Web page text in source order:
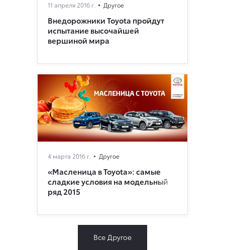
11 апреля 2016 г. Другое
Внедорожники Toyota пройдут
испытание высочайшей
вершиной мира
4 марта 2016 г. Другое
«Масленица в Toyota»: самые
сладкие условия на модельный
ряд 2015
Все Другое